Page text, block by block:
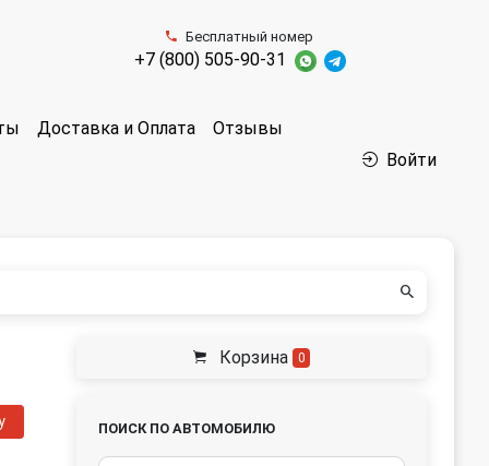
Бесплатный номер
+7 (800) 505-90-31
Доставка и Оплата Отзывы
Войти
Корзина 0
ПОИСК ПО АВТОМОБИЛЮ